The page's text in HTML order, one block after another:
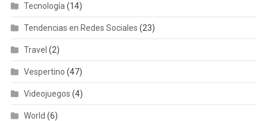
Tecnología (14)
Tendencias en Redes Sociales (23)
Travel (2)
Vespertino (47)
Videojuegos (4)
World (6)